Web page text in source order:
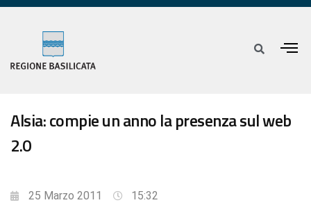
Alsia: compie un anno la presenza sul web
2.0
25 Marzo 2011 15:32